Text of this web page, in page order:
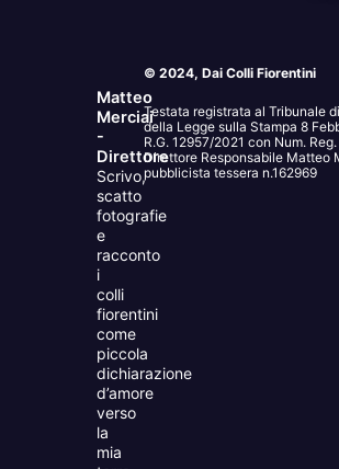
Matteo
Merciai
-
Direttore
Scrivo,
scatto
fotografie
e
racconto
i
colli
fiorentini
come
piccola
dichiarazione
d’amore
verso
la
mia
© 2024, Dai Colli Fiorentini
Testata registrata al Tribunale
della Legge sulla Stampa 8
R.G. 12957/2021 con Num.
Direttore Responsabile Matteo
pubblicista tessera n.162969